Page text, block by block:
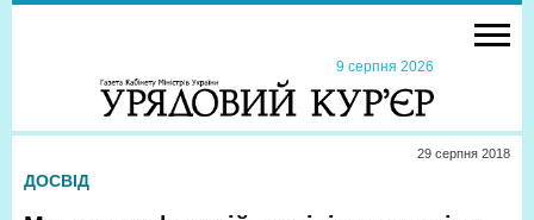
9 серпня 2026
29 серпня 2018
ДОСВІД